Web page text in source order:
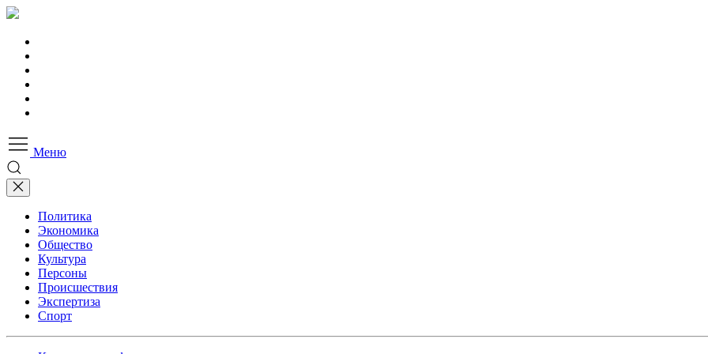
Меню
Политика
Экономика
Общество
Культура
Персоны
Происшествия
Экспертиза
Спорт